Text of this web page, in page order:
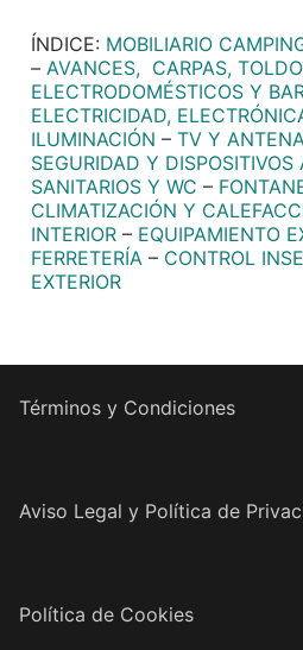
ÍNDICE: MOBILIARIO
– AVANCES, CARPAS,
ELECTRODOMÉSTICOS Y
ELECTRICIDAD,
ILUMINACIÓN – TV Y
SEGURIDAD Y DISPOSITIVOS
SANITARIOS Y WC –
CLIMATIZACIÓN Y
INTERIOR – EQUIPAMIENTO
FERRETERÍA – CONTROL
EXTERIOR
Términos y Condiciones
Aviso Legal y Política de
Política de Cookies